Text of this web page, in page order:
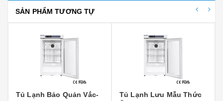
SẢN PHẨM TƯƠNG TỰ
Tủ Lạnh Bảo Quản Vắc-
Tủ Lạnh Lưu Mẫu Thức